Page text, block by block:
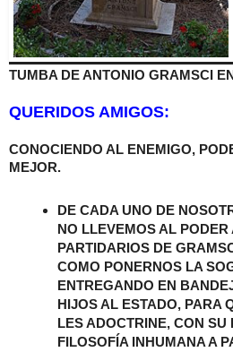
TUMBA DE ANTONIO GRAMSCI
QUERIDOS AMIGOS:
CONOCIENDO AL ENEMIGO,
MEJOR.
DE CADA UNO DE
NO LLEVEMOS AL PODER
PARTIDARIOS DE
COMO PONERNOS LA
ENTREGANDO EN
HIJOS AL ESTADO, PARA
LES ADOCTRINE, CON SU
FILOSOFÍA INHUMANA A